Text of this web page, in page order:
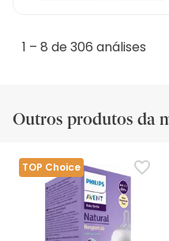
1 – 8 de 306 análises
Outros produtos da
TOP Choice